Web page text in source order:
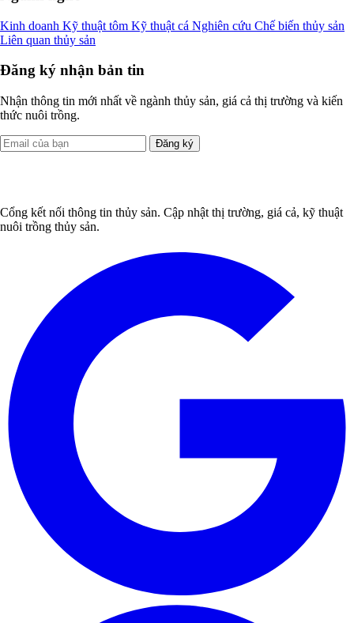
Kinh doanh Kỹ thuật tôm Kỹ thuật cá Nghiên cứu Chế biến thủy sản
Liên quan thủy sản
Đăng ký nhận bản tin
Nhận thông tin mới nhất về ngành thủy sản, giá cả thị trường và kiến
thức nuôi trồng.
Đăng ký
Cổng kết nối thông tin thủy sản. Cập nhật thị trường, giá cả, kỹ thuật
nuôi trồng thủy sản.